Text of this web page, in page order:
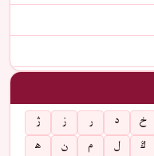
خ د ر ز
ژ
ڭ ل م ن
ھ